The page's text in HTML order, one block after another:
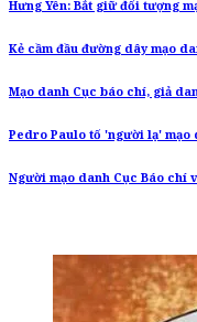
Hưng Yên: Bắt giữ đối tượng
Kẻ cầm đầu đường dây mạo
Mạo danh Cục báo chí, giả
Pedro Paulo tố 'người lạ' mạo
Người mạo danh Cục Báo chí